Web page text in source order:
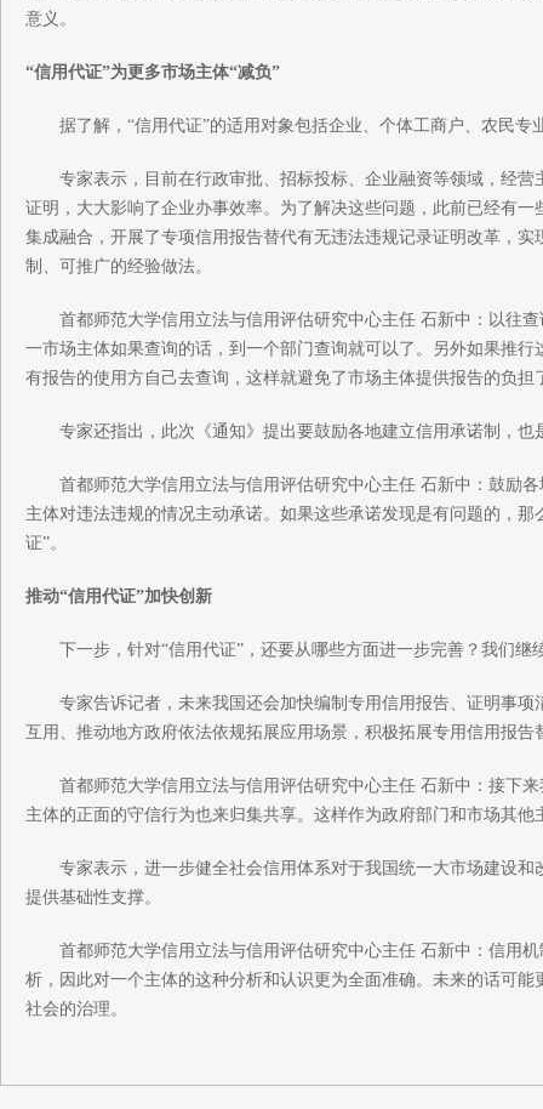
意义。
“信用代证”为更多市场主体“减负”
据了解，“信用代证”的适用对象包括企业、个体工商户、农民专
专家表示，目前在行政审批、招标投标、企业融资等领域，经营
证明，大大影响了企业办事效率。为了解决这些问题，此前已经有
集成融合，开展了专项信用报告替代有无违法违规记录证明改革，实
制、可推广的经验做法。
首都师范大学信用立法与信用评估研究中心主任 石新中：以往查
一市场主体如果查询的话，到一个部门查询就可以了。另外如果推
有报告的使用方自己去查询，这样就避免了市场主体提供报告的负担
专家还指出，此次《通知》提出要鼓励各地建立信用承诺制，也
首都师范大学信用立法与信用评估研究中心主任 石新中：鼓励各
主体对违法违规的情况主动承诺。如果这些承诺发现是有问题的，
证”。
推动“信用代证”加快创新
下一步，针对“信用代证”，还要从哪些方面进一步完善？我们继
专家告诉记者，未来我国还会加快编制专用信用报告、证明事项
互用、推动地方政府依法依规拓展应用场景，积极拓展专用信用报告
首都师范大学信用立法与信用评估研究中心主任 石新中：接下来
主体的正面的守信行为也来归集共享。这样作为政府部门和市场其
专家表示，进一步健全社会信用体系对于我国统一大市场建设和
提供基础性支撑。
首都师范大学信用立法与信用评估研究中心主任 石新中：信用机
析，因此对一个主体的这种分析和认识更为全面准确。未来的话可
社会的治理。